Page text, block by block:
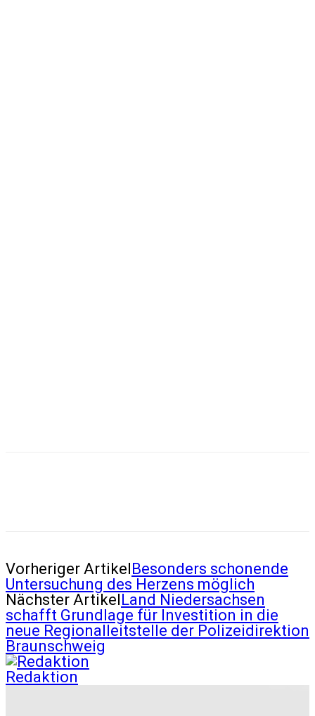
Vorheriger ArtikelBesonders schonende
Untersuchung des Herzens möglich
Nächster ArtikelLand Niedersachsen
schafft Grundlage für Investition in die
neue Regionalleitstelle der Polizeidirektion
Braunschweig
Redaktion